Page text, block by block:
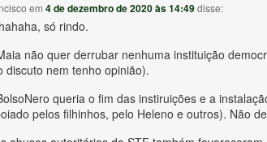
em4 de dezembro de 2020 às 14:49disse:
só rindo.
não quer derrubar nenhuma instituição
discuto nem tenho opinião).
queria o fim das instiruições e a
pelos filhinhos, pelo Heleno e outros). Não